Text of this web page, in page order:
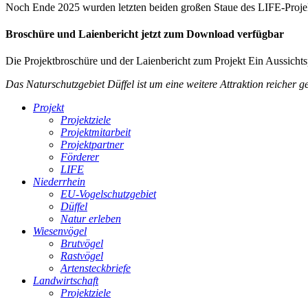
Noch Ende 2025 wurden letzten beiden großen Staue des LIFE-
Broschüre und Laienbericht jetzt zum Download verfügbar
Die Projektbroschüre und der Laienbericht zum Projekt Ein
Das Naturschutzgebiet Düffel ist um eine weitere Attraktion reicher
Projekt
Projektziele
Projektmitarbeit
Projektpartner
Förderer
LIFE
Niederrhein
EU-Vogelschutzgebiet
Düffel
Natur erleben
Wiesenvögel
Brutvögel
Rastvögel
Artensteckbriefe
Landwirtschaft
Projektziele